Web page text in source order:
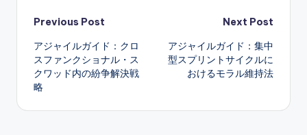
Post
navigation
Previous Post
アジャイルガイド：クロ
スファンクショナル・ス
クワッド内の紛争解決戦
略
Next Post
アジャイルガイド：集中
型スプリントサイクルに
おけるモラル維持法